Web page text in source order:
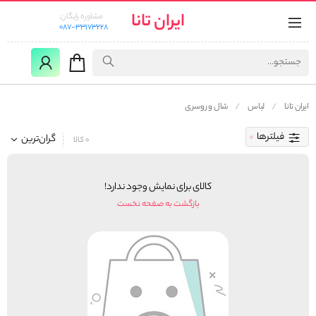
ایران تانا
مشاوره رایگان:
087-33173228
ایران تانا لباس شال و روسری
فیلترها گران‌ترین 0 کالا
کالای برای نمایش وجود ندارد!
بازگشت به صفحه نخست